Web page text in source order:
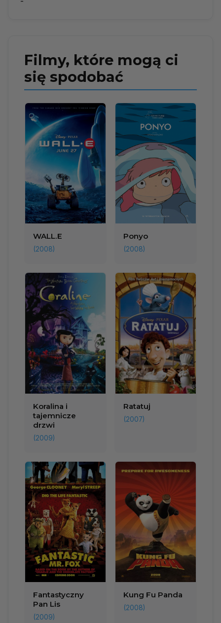
Filmy, które mogą ci
się spodobać
WALL.E
(2008)
Ponyo
(2008)
Koralina i
tajemnicze
drzwi
(2009)
Ratatuj
(2007)
Fantastyczny
Pan Lis
(2009)
Kung Fu Panda
(2008)